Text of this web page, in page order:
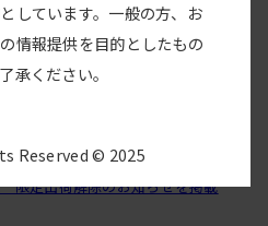
％静注10.0g/50mLの包装変更
限定出荷解除のお知らせを掲載
しています。一般の方、お
情報提供を目的としたもの
承ください。
Reserved © 2025